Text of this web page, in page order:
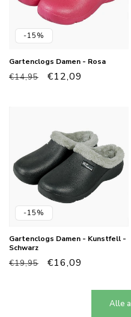
-15%
Gartenclogs Damen - Rosa
Normaler
€14,95 Verkaufspreis
€12,09
-15%
Gartenclogs Damen - Kunstfell -
Schwarz
Normaler
€19,95 Verkaufspreis
€16,09
Alle